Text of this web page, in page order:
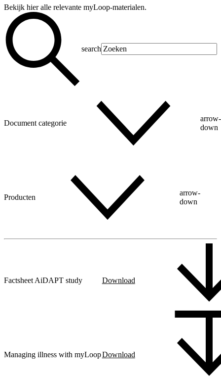
Bekijk hier alle relevante myLoop-materialen.
search
Document categorie
arrow-
down
Producten
arrow-
down
Factsheet AiDAPT study Download
Managing illness with myLoopDownload